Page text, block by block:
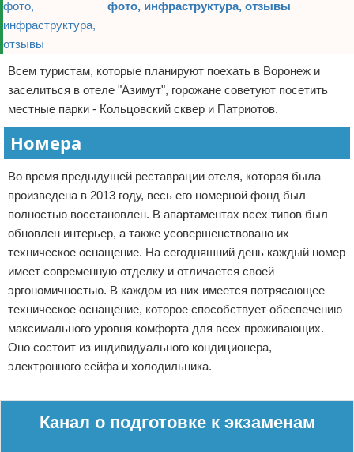
фото, инфраструктура, отзывы
Всем туристам, которые планируют поехать в Воронеж и
заселиться в отеле "Азимут", горожане советуют посетить
местные парки - Кольцовский сквер и Патриотов.
Номера
Во время предыдущей реставрации отеля, которая была
произведена в 2013 году, весь его номерной фонд был
полностью восстановлен. В апартаментах всех типов был
обновлен интерьер, а также усовершенствовано их
техническое оснащение. На сегодняшний день каждый номер
имеет современную отделку и отличается своей
эргономичностью. В каждом из них имеется потрясающее
техническое оснащение, которое способствует обеспечению
максимального уровня комфорта для всех проживающих.
Оно состоит из индивидуального кондиционера,
электронного сейфа и холодильника.
Канал о подготовке к экзаменам